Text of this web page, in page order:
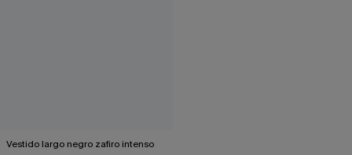
Vestido largo negro zafiro intenso